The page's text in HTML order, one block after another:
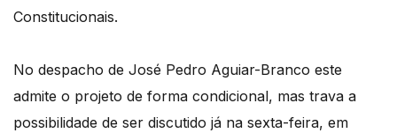
Constitucionais.
No despacho de José Pedro Aguiar-Branco este
admite o projeto de forma condicional, mas trava a
possibilidade de ser discutido já na sexta-feira, em